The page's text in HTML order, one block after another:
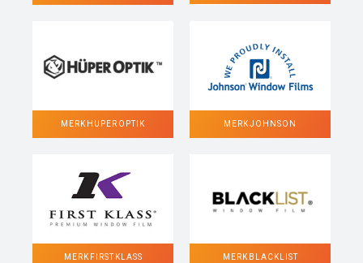
MERK HUPER OPTIK MERK JOHNSON
MERK FIRST KLASS MERK BLACKLIST